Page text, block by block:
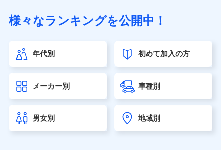
（https://www.sonylife.co.jp）
第一ネオ生命保険株式会社（https://neofirst.co.jp/）
大樹生命保険株式会社（https://www.taiju-life.co.jp）
seimei.co.jp）
チューリッヒ生命保険株式会社
東京海上日動あんしん生命保険株式会社
（https://www.tmn-anshin.co.jp/）
様々なランキングを公開中！
年代別 初めて加入の方
メーカー別 車種別
男女別 地域別